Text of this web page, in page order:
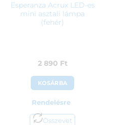
Esperanza Acrux LED-es
mini asztali lámpa
(fehér)
2 890 Ft
KOSÁRBA
Rendelésre
Összevet